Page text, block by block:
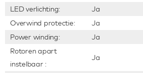
LED verlichting:
Ja
Overwind protectie:
Ja
Power winding:
Ja
Rotoren apart
instelbaar :
Ja